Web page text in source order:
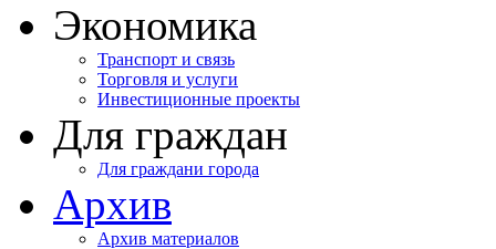
Экономика
Транспорт и связь
Торговля и услуги
Инвестиционные проекты
Для граждан
Для граждани города
Архив
Архив материалов